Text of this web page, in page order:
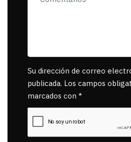
Su dirección de correo
publicada. Los campos
marcados con *